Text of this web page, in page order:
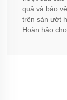
quả và bảo
trên sàn ướt
Hoàn hảo